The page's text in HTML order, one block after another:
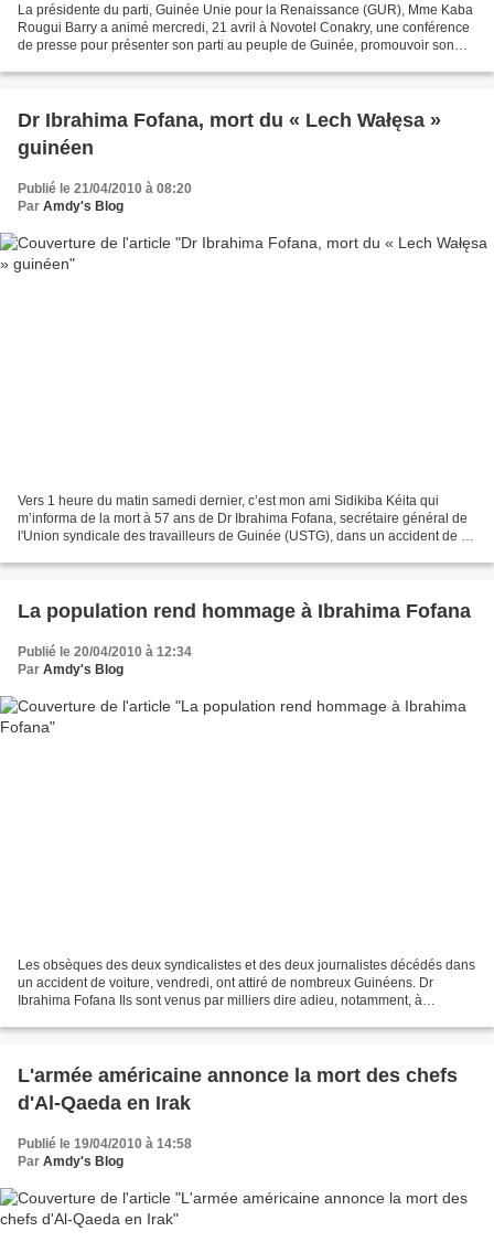
La présidente du parti, Guinée Unie pour la Renaissance (GUR), Mme Kaba
Rougui Barry a animé mercredi, 21 avril à Novotel Conakry, une conférence
de presse pour présenter son parti au peuple de Guinée, promouvoir son
Dr Ibrahima Fofana, mort du « Lech Wałęsa »
guinéen
Publié le 21/04/2010 à 08:20
Par Amdy's Blog
Vers 1 heure du matin samedi dernier, c’est mon ami Sidikiba Kéita qui
m’informa de la mort à 57 ans de Dr Ibrahima Fofana, secrétaire général de
l'Union syndicale des travailleurs de Guinée (USTG), dans un accident de la
La population rend hommage à Ibrahima Fofana
Publié le 20/04/2010 à 12:34
Par Amdy's Blog
Les obsèques des deux syndicalistes et des deux journalistes décédés dans
un accident de voiture, vendredi, ont attiré de nombreux Guinéens. Dr
Ibrahima Fofana Ils sont venus par milliers dire adieu, notamment, à
L'armée américaine annonce la mort des chefs
d'Al-Qaeda en Irak
Publié le 19/04/2010 à 14:58
Par Amdy's Blog